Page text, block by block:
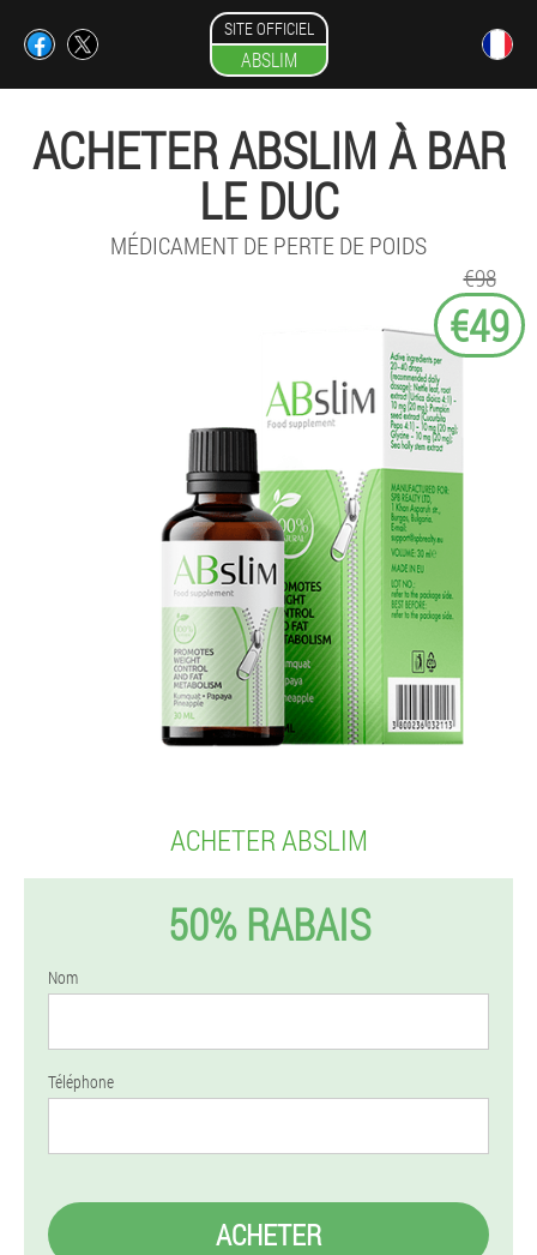
SITE OFFICIEL
ABSLIM
ACHETER ABSLIM À BAR
LE DUC
MÉDICAMENT DE PERTE DE POIDS
€98
€49
ACHETER ABSLIM
50% RABAIS
Nom
Téléphone
ACHETER